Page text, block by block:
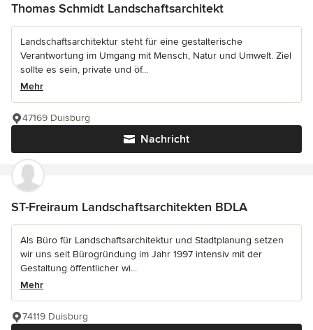
Thomas Schmidt Landschaftsarchitekt
Landschaftsarchitektur steht für eine gestalterische
Verantwortung im Umgang mit Mensch, Natur und Umwelt. Ziel
sollte es sein, private und öf...
Mehr
Nachricht
47169 Duisburg
ST-Freiraum Landschaftsarchitekten BDLA
Als Büro für Landschaftsarchitektur und Stadtplanung setzen
wir uns seit Bürogründung im Jahr 1997 intensiv mit der
Gestaltung öffentlicher wi...
Mehr
74119 Duisburg